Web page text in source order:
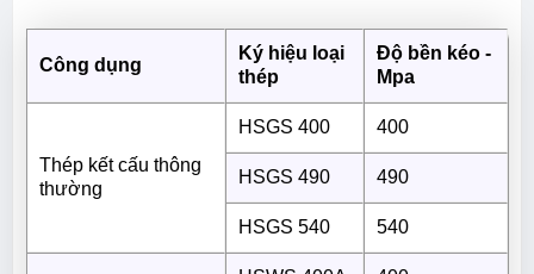
Công dụng
Ký hiệu loại
thép
Độ bền kéo -
Mpa
Thép kết cấu thông
thường
HSGS 400 400
HSGS 490 490
HSGS 540 540